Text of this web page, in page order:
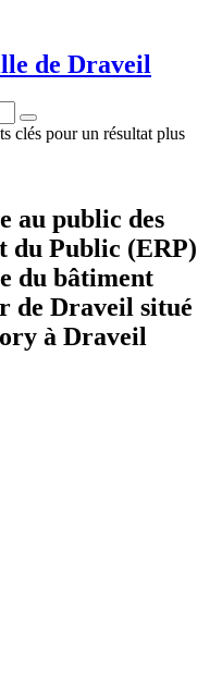
de Draveil
clés pour un résultat plus
au public des
du Public (ERP)
du bâtiment
de Draveil situé
à Draveil